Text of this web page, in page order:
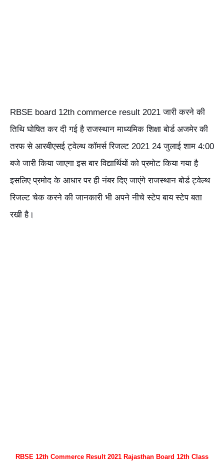
RBSE board 12th commerce result 2021 जारी करने की
तिथि घोषित कर दी गई है राजस्थान माध्यमिक शिक्षा बोर्ड अजमेर की
तरफ से आरबीएसई ट्वेल्थ कॉमर्स रिजल्ट 2021 24 जुलाई शाम 4:00
बजे जारी किया जाएगा इस बार विद्यार्थियों को प्रमोट किया गया है
इसलिए प्रमोद के आधार पर ही नंबर दिए जाएंगे राजस्थान बोर्ड ट्वेल्थ
रिजल्ट चेक करने की जानकारी भी अपने नीचे स्टेप बाय स्टेप बता
रखी है।
RBSE 12th Commerce Result 2021 Rajasthan Board 12th Class